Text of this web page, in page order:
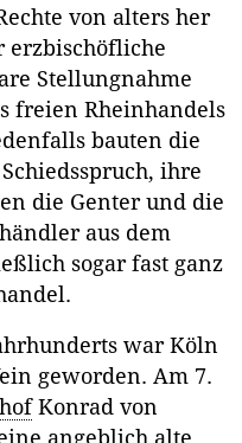
von alters her
erzbischöfliche
Stellungnahme
freien Rheinhandels
bauten die
ihre
die Genter und die
aus dem
sogar fast ganz
war Köln
geworden. Am 7.
Konrad von